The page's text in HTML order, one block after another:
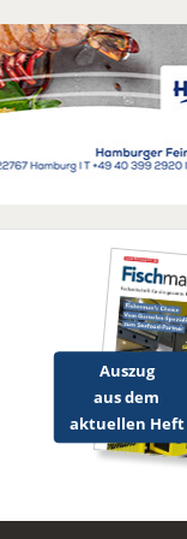
Auszug
aus dem
aktuellen Heft